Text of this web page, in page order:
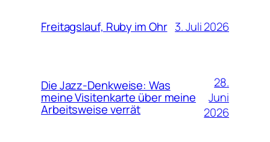
Freitagslauf, Ruby im Ohr 3. Juli 2026
Die Jazz-Denkweise: Was
meine Visitenkarte über meine
Arbeitsweise verrät
28.
Juni
2026